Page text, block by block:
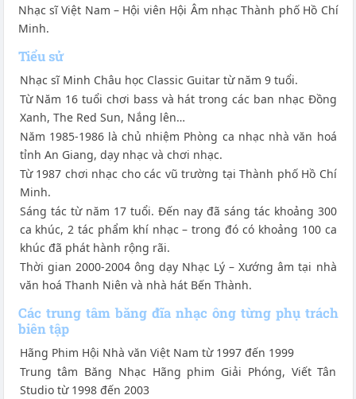
Nhạc sĩ Việt Nam – Hội viên Hội Âm nhạc Thành phố Hồ Chí
Minh.
Tiểu sử
Nhạc sĩ Minh Châu học Classic Guitar từ năm 9 tuổi.
Từ Năm 16 tuổi chơi bass và hát trong các ban nhạc Đồng
Xanh, The Red Sun, Nắng lên…
Năm 1985-1986 là chủ nhiệm Phòng ca nhạc nhà văn hoá
tỉnh An Giang, dạy nhạc và chơi nhạc.
Từ 1987 chơi nhạc cho các vũ trường tại Thành phố Hồ Chí
Minh.
Sáng tác từ năm 17 tuổi. Đến nay đã sáng tác khoảng 300
ca khúc, 2 tác phẩm khí nhạc – trong đó có khoảng 100 ca
khúc đã phát hành rộng rãi.
Thời gian 2000-2004 ông dạy Nhạc Lý – Xướng âm tại nhà
văn hoá Thanh Niên và nhà hát Bến Thành.
Các trung tâm băng đĩa nhạc ông từng phụ trách
biên tập
Hãng Phim Hội Nhà văn Việt Nam từ 1997 đến 1999
Trung tâm Băng Nhạc Hãng phim Giải Phóng, Viết Tân
Studio từ 1998 đến 2003